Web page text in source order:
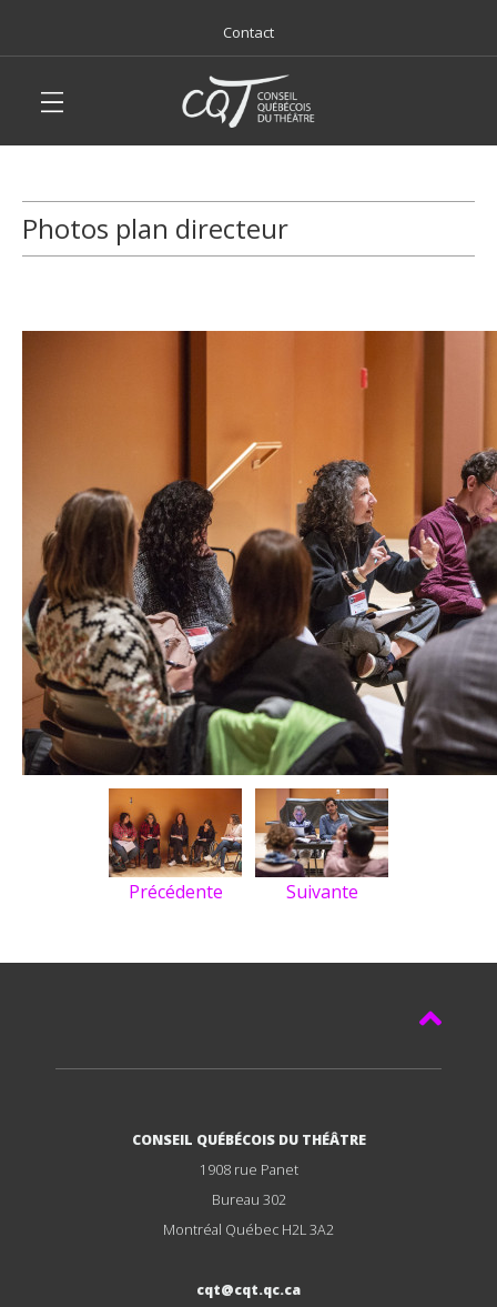
Contact
Photos plan directeur
Précédente Suivante
CONSEIL QUÉBÉCOIS DU THÉÂTRE
1908 rue Panet
Bureau 302
Montréal Québec H2L 3A2
cqt@cqt.qc.ca